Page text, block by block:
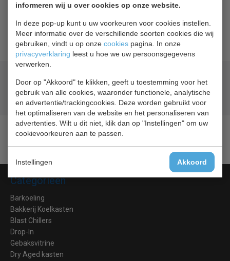
informeren wij u over cookies op onze website.
In deze pop-up kunt u uw voorkeuren voor cookies instellen.
Meer informatie over de verschillende soorten cookies die wij
gebruiken, vindt u op onze cookies pagina. In onze
privacyverklaring leest u hoe we uw persoonsgegevens
verwerken.
Door op "Akkoord" te klikken, geeft u toestemming voor het
gebruik van alle cookies, waaronder functionele, analytische
en advertentie/trackingcookies. Deze worden gebruikt voor
het optimaliseren van de website en het personaliseren van
advertenties. Wilt u dit niet, klik dan op "Instellingen" om uw
cookievoorkeuren aan te passen.
Instellingen Akkoord
Het witte draagrooster is in hoogte verstelbaar en maakt
een variabel gebruik van de binnenruimte mogelijk voor
verschillende producten.
Lage prijzen hoge service
Gratis verzendingvanaf € 200,00
Categorieën
Barkoeling
Bakkerij Koelkasten
Blast Chillers
Drop-In
Gebaksvitrine
Dry Aged kasten